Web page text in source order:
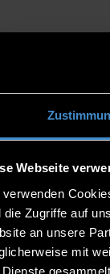
Webseite
verwenden
die Zugriffe auf
an unsere
mit
visible to
to teach